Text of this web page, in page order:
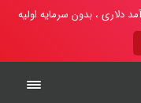
دلاری ، بدون سرمایه اولیه